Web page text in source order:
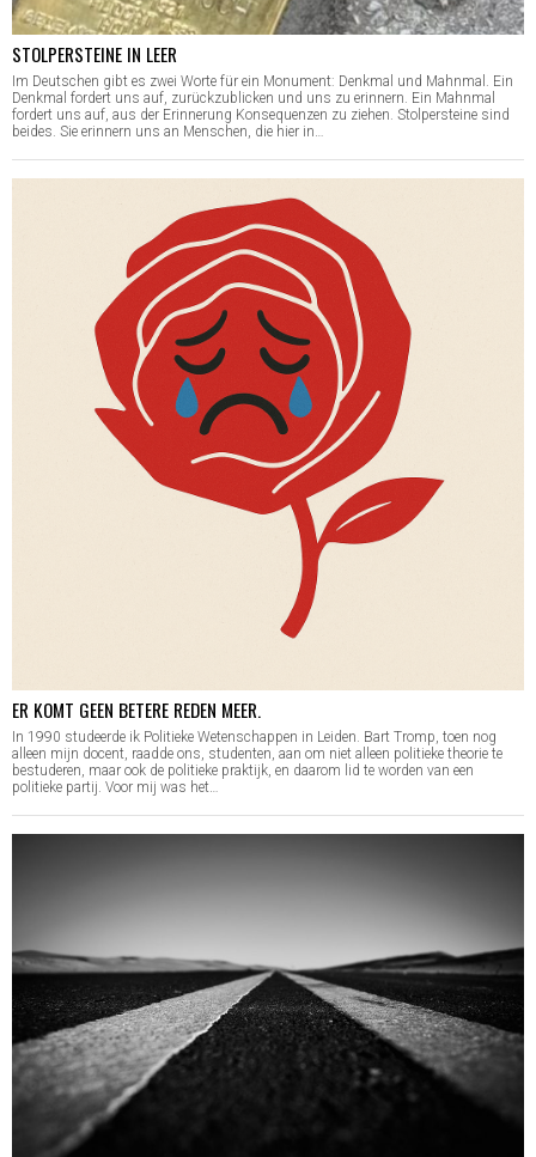
STOLPERSTEINE IN LEER
Im Deutschen gibt es zwei Worte für ein Monument: Denkmal und Mahnmal. Ein
Denkmal fordert uns auf, zurückzublicken und uns zu erinnern. Ein Mahnmal
fordert uns auf, aus der Erinnerung Konsequenzen zu ziehen. Stolpersteine sind
beides. Sie erinnern uns an Menschen, die hier in…
ER KOMT GEEN BETERE REDEN MEER.
In 1990 studeerde ik Politieke Wetenschappen in Leiden. Bart Tromp, toen nog
alleen mijn docent, raadde ons, studenten, aan om niet alleen politieke theorie te
bestuderen, maar ook de politieke praktijk, en daarom lid te worden van een
politieke partij. Voor mij was het…